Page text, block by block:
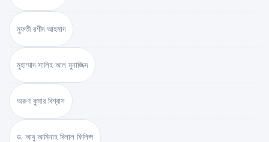
মুফতী রশীদ আহমাদ
মুহাম্মাদ সালিহ আল মুনাজ্জিদ
অরুণ কুমার বিশ্বাস
ড. আবু আমিনাহ বিলাল ফিলিপ্স